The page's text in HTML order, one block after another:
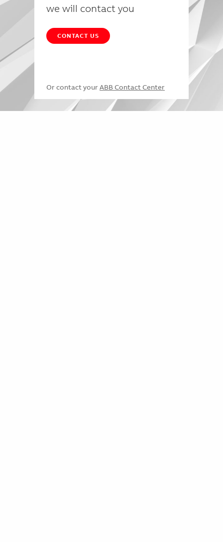
we will contact you
CONTACT US
Or contact your ABB Contact Center